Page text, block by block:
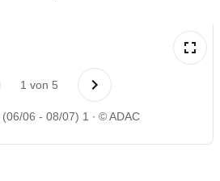
1 von 5
06 - 08/07) 1 © ADAC